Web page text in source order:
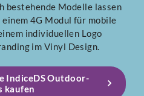
bestehende Modelle lassen
4G Modul für mobile
individuellen Logo
im Vinyl Design.
IndiceDS Outdoor-
kaufen